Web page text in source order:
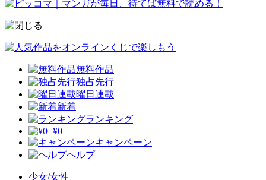
無料作品
独占先行
曜日連載
新着
ランキング
¥0+
キャンペーン
ヘルプ
少女/女性